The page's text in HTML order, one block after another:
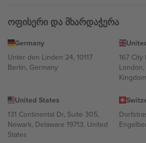
ოფისერი და მხარდაჭერა
Germany
Unter den Linden 24, 10117
Berlin, Germany
167
London,
Kingdom
United States
131 Continental Dr, Suite 305,
Newark, Delaware 19713, United
States